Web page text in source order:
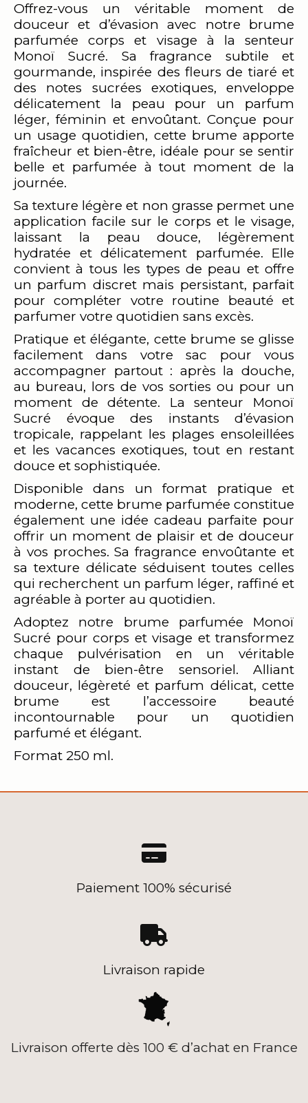
Offrez-vous un véritable moment de
douceur et d’évasion avec notre brume
parfumée corps et visage à la senteur
Monoï Sucré. Sa fragrance subtile et
gourmande, inspirée des fleurs de tiaré et
des notes sucrées exotiques, enveloppe
délicatement la peau pour un parfum
léger, féminin et envoûtant. Conçue pour
un usage quotidien, cette brume apporte
fraîcheur et bien-être, idéale pour se sentir
belle et parfumée à tout moment de la
journée.
Sa texture légère et non grasse permet une
application facile sur le corps et le visage,
laissant la peau douce, légèrement
hydratée et délicatement parfumée. Elle
convient à tous les types de peau et offre
un parfum discret mais persistant, parfait
pour compléter votre routine beauté et
parfumer votre quotidien sans excès.
Pratique et élégante, cette brume se glisse
facilement dans votre sac pour vous
accompagner partout : après la douche,
au bureau, lors de vos sorties ou pour un
moment de détente. La senteur Monoï
Sucré évoque des instants d’évasion
tropicale, rappelant les plages ensoleillées
et les vacances exotiques, tout en restant
douce et sophistiquée.
Disponible dans un format pratique et
moderne, cette brume parfumée constitue
également une idée cadeau parfaite pour
offrir un moment de plaisir et de douceur
à vos proches. Sa fragrance envoûtante et
sa texture délicate séduisent toutes celles
qui recherchent un parfum léger, raffiné et
agréable à porter au quotidien.
Adoptez notre brume parfumée Monoï
Sucré pour corps et visage et transformez
chaque pulvérisation en un véritable
instant de bien-être sensoriel. Alliant
douceur, légèreté et parfum délicat, cette
brume est l’accessoire beauté
incontournable pour un quotidien
parfumé et élégant.
Format 250 ml.

Paiement 100% sécurisé

Livraison rapide
Livraison offerte dès 100 € d’achat en France